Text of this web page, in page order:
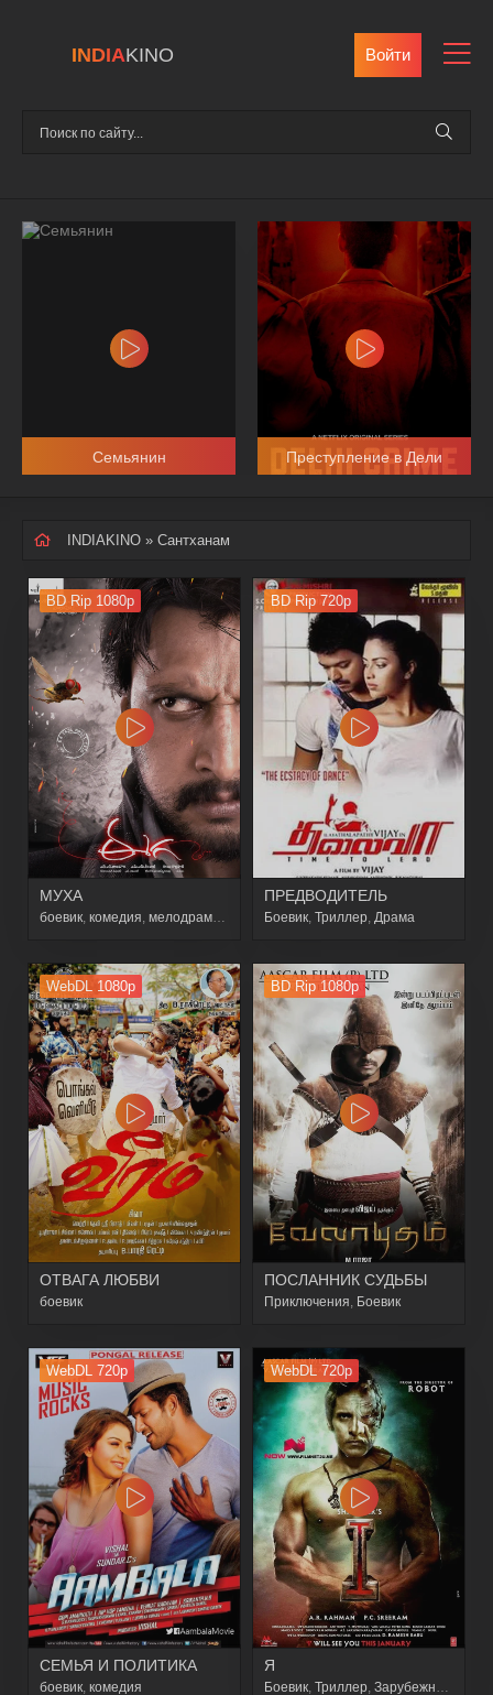
INDIAKINO Войти
Семьянин Преступление в Дели
INDIAKINO » Сантханам
BD Rip 1080p
МУХА
боевик комедия мелодрама фэнтези
BD Rip 720p
ПРЕДВОДИТЕЛЬ
Боевик Триллер Драма
WebDL 1080p
ОТВАГА ЛЮБВИ
боевик
BD Rip 1080p
ПОСЛАННИК СУДЬБЫ
Приключения, Боевик
WebDL 720p
СЕМЬЯ И ПОЛИТИКА
боевик комедия
WebDL 720p
Я
Боевик Триллер Зарубежный